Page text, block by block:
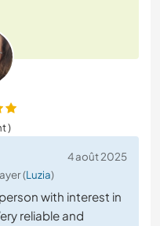
)
4 août 2025
(Luzia)
with interest in
reliable and